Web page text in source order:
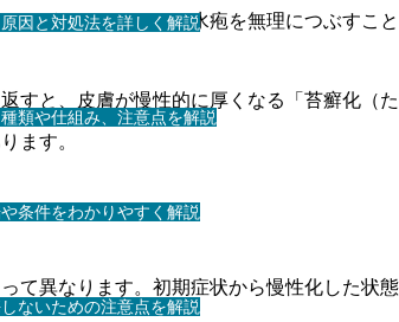
因と対処法を詳しく解説
類や仕組み、注意点を解説
条件をわかりやすく解説
ないための注意点を解説
とがありますので、水疱を無理につぶすこ
すと、皮膚が慢性的に厚くなる「苔癬化
ます。
て異なります。初期症状から慢性化した状